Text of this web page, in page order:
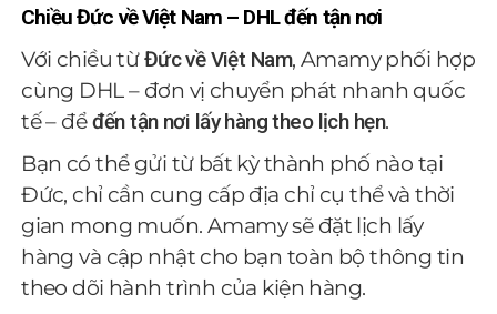
Chiều Đức về Việt Nam – DHL đến tận nơi
Với chiều từĐức về Việt Nam, Amamy phối hợp
cùng DHL – đơn vị chuyển phát nhanh quốc
tế – đểđến tận nơi lấy hàng theo lịch hẹn.
Bạn có thể gửi từ bất kỳ thành phố nào tại
Đức, chỉ cần cung cấp địa chỉ cụ thể và thời
gian mong muốn. Amamy sẽ đặt lịch lấy
hàng và cập nhật cho bạn toàn bộ thông tin
theo dõi hành trình của kiện hàng.